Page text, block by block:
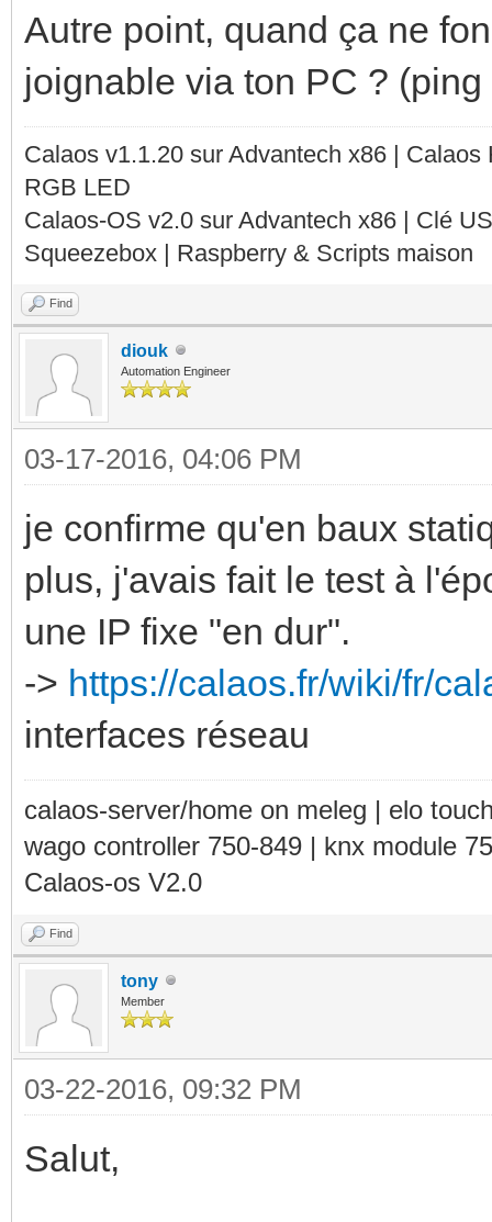
Autre point, quand ça ne
joignable via ton PC ?
Calaos v1.1.20 sur Advantech x86 |
RGB LED
Calaos-OS v2.0 sur Advantech x86 | Clé
Squeezebox | Raspberry & Scripts maison
Find
diouk
Automation Engineer
03-17-2016, 04:06 PM
je confirme qu'en baux
plus, j'avais fait le test à
une IP fixe "en dur".
-> https://calaos.fr/wiki/fr/
interfaces réseau
calaos-server/home on meleg | elo
wago controller 750-849 | knx module
Calaos-os V2.0
Find
tony
Member
03-22-2016, 09:32 PM
Salut,